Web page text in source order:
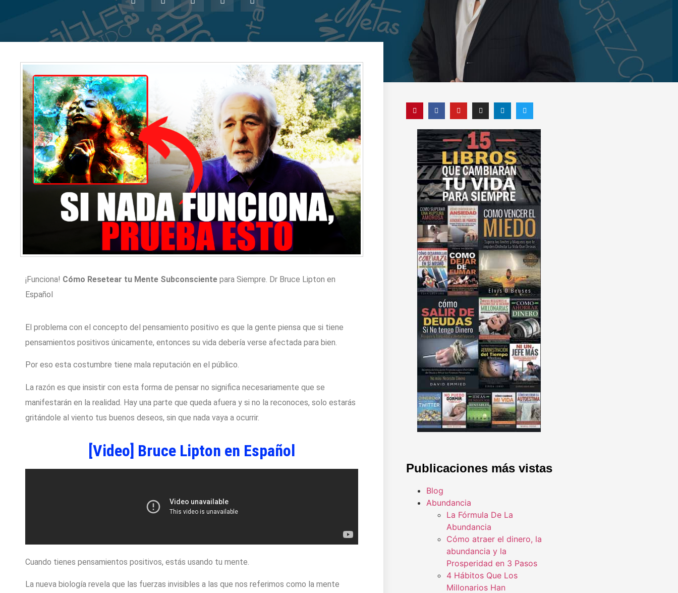
¡Funciona! Cómo Resetear tu Mente Subconsciente para Siempre. Dr Bruce Lipton en
Español
El problema con el concepto del pensamiento positivo es que la gente piensa que si tiene
pensamientos positivos únicamente, entonces su vida debería verse afectada para bien.
Por eso esta costumbre tiene mala reputación en el público.
La razón es que insistir con esta forma de pensar no significa necesariamente que se
manifestarán en la realidad. Hay una parte que queda afuera y si no la reconoces, solo estarás
gritándole al viento tus buenos deseos, sin que nada vaya a ocurrir.
[Video] Bruce Lipton en Español
Cuando tienes pensamientos positivos, estás usando tu mente.
La nueva biología revela que las fuerzas invisibles a las que nos referimos como la mente
Publicaciones más vistas
Blog
Abundancia
La Fórmula De La
Abundancia
Cómo atraer el dinero, la
abundancia y la
Prosperidad en 3 Pasos
4 Hábitos Que Los
Millonarios Han